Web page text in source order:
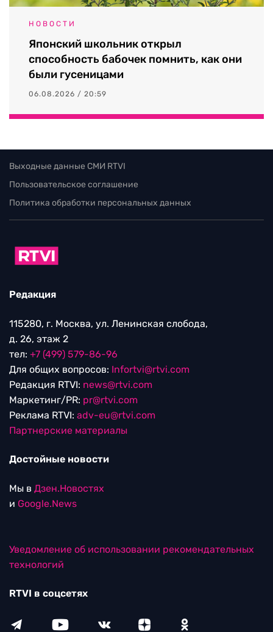
НОВОСТИ
Японский школьник открыл
способность бабочек помнить, как они
были гусеницами
06.08.2026 / 20:59
Выходные данные СМИ RTVI
Пользовательское соглашение
Политика обработки персональных данных
Редакция
115280, г. Москва, ул. Ленинская слобода,
д. 26, этаж 2
тел: +7 (499) 579-86-96
Для общих вопросов: Infortvi@rtvi.com
Редакция RTVI: news@rtvi.com
Маркетинг/PR: pr@rtvi.com
Реклама RTVI: adv-eu@rtvi.com
Партнерские материалы
Достойные новости
Мы в Дзен.Новостях
и Google.News
Уведомление об использовании рекомендательных
технологий
RTVI в соцсетях